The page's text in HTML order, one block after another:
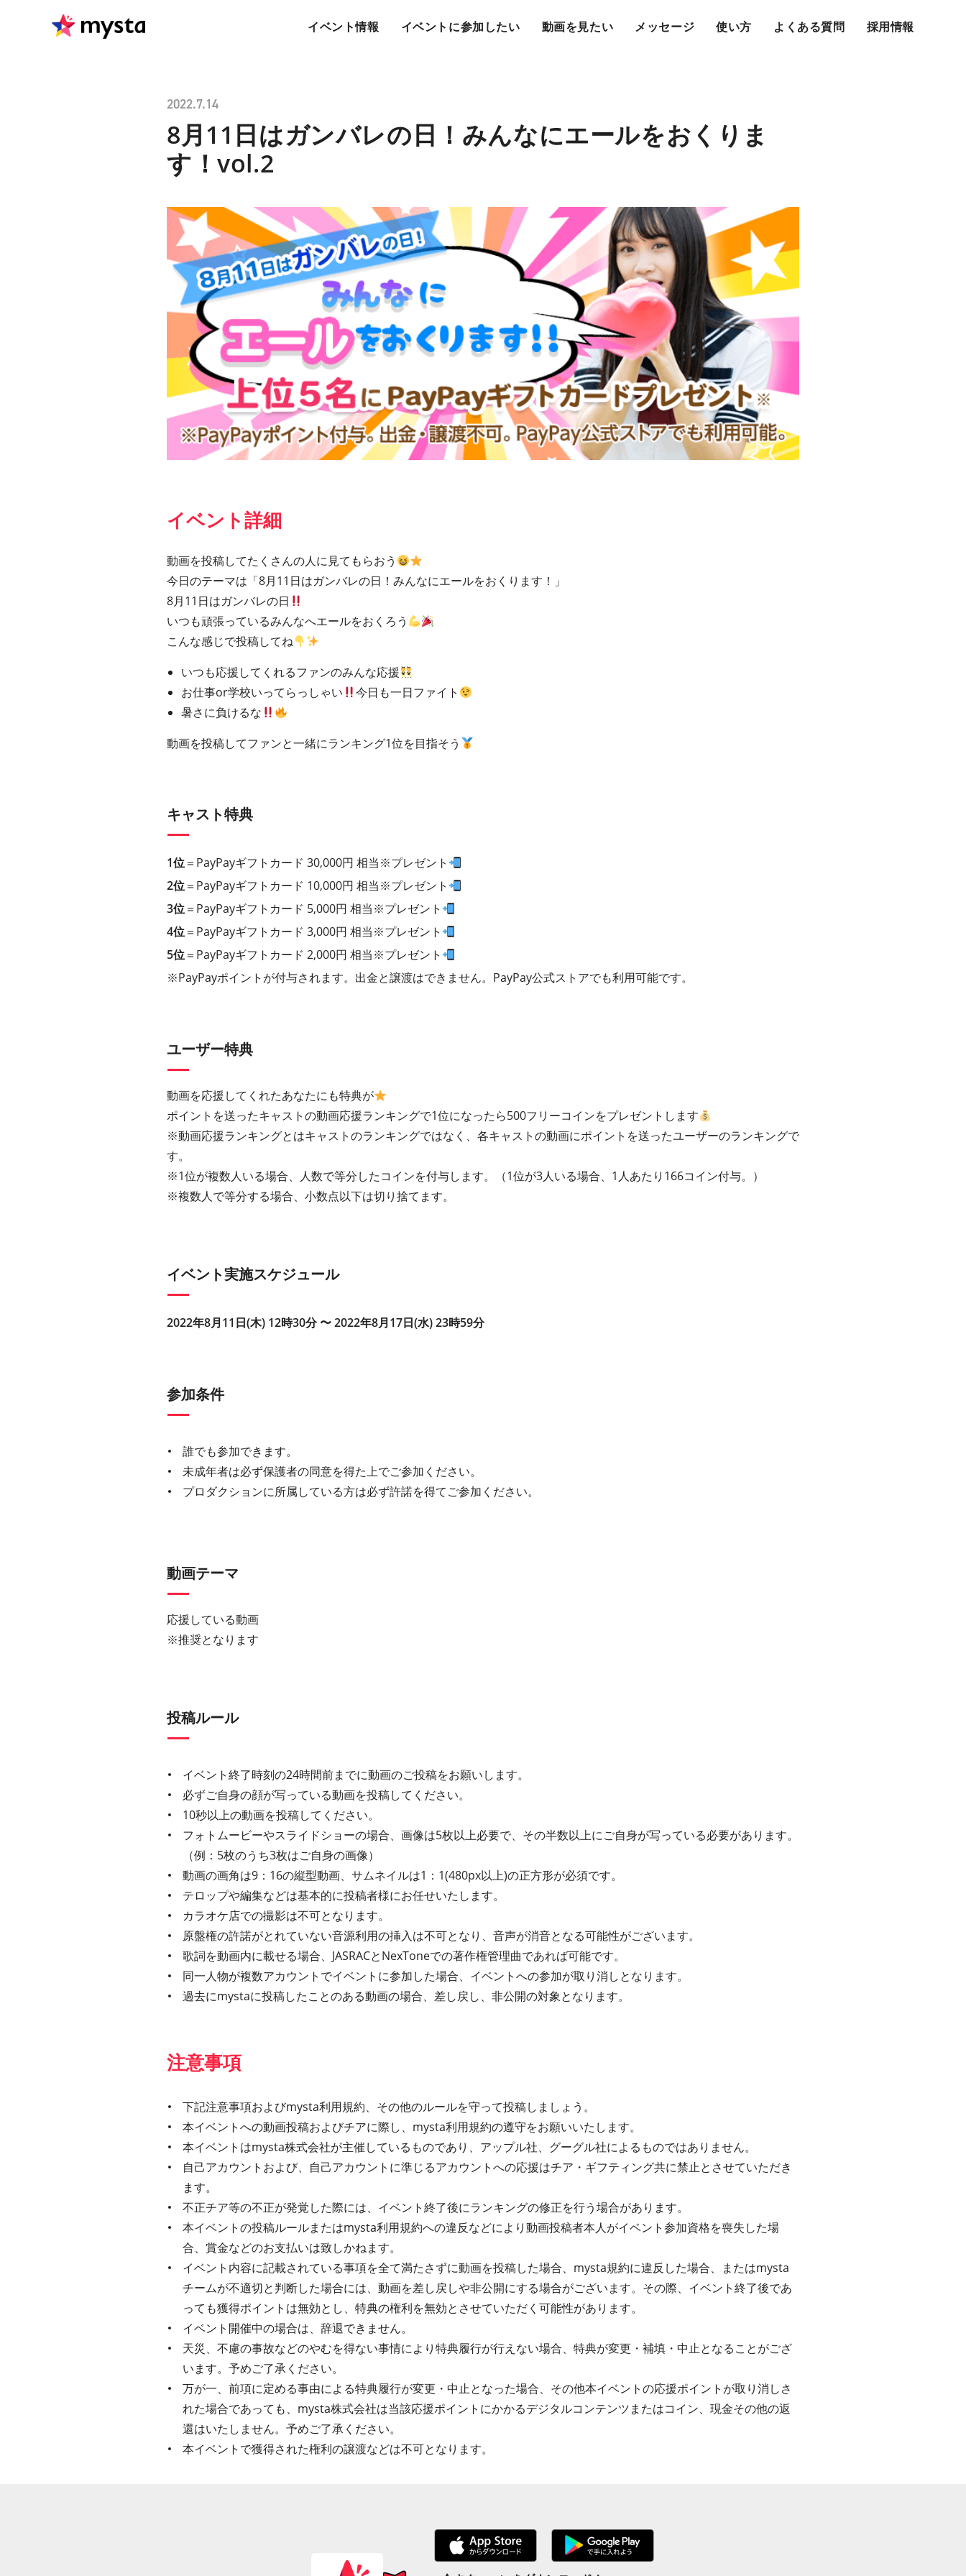
イベント情報 イベントに参加したい 動画を見たい メッセージ 使い方 よくある質問 採用情報
2022.7.14
8月11日はガンバレの日！みんなにエールをおくりま
す！vol.2
イベント詳細
動画を投稿してたくさんの人に見てもらおう
今日のテーマは「8月11日はガンバレの日！みんなにエールをおくります！」
8月11日はガンバレの日
いつも頑張っているみんなへエールをおくろう
こんな感じで投稿してね
いつも応援してくれるファンのみんな応援
お仕事or学校いってらっしゃい
今日も一日ファイト
暑さに負けるな
動画を投稿してファンと一緒にランキング1位を目指そう
キャスト特典
1位＝PayPayギフトカード 30,000円 相当※プレゼント
2位＝PayPayギフトカード 10,000円 相当※プレゼント
3位＝PayPayギフトカード 5,000円 相当※プレゼント
4位＝PayPayギフトカード 3,000円 相当※プレゼント
5位＝PayPayギフトカード 2,000円 相当※プレゼント
※PayPayポイントが付与されます。出金と譲渡はできません。PayPay公式ストアでも利用可能です。
ユーザー特典
動画を応援してくれたあなたにも特典が
ポイントを送ったキャストの動画応援ランキングで1位になったら500フリーコインをプレゼントします
※動画応援ランキングとはキャストのランキングではなく、各キャストの動画にポイントを送ったユーザーのランキングで
す。
※1位が複数人いる場合、人数で等分したコインを付与します。（1位が3人いる場合、1人あたり166コイン付与。）
※複数人で等分する場合、小数点以下は切り捨てます。
イベント実施スケジュール
2022年8月11日(木) 12時30分 〜 2022年8月17日(水) 23時59分
参加条件
誰でも参加できます。
未成年者は必ず保護者の同意を得た上でご参加ください。
プロダクションに所属している方は必ず許諾を得てご参加ください。
動画テーマ
応援している動画
※推奨となります
投稿ルール
イベント終了時刻の24時間前までに動画のご投稿をお願いします。
必ずご自身の顔が写っている動画を投稿してください。
10秒以上の動画を投稿してください。
フォトムービーやスライドショーの場合、画像は5枚以上必要で、その半数以上にご自身が写っている必要があります。
（例：5枚のうち3枚はご自身の画像）
動画の画角は9：16の縦型動画、サムネイルは1：1(480px以上)の正方形が必須です。
テロップや編集などは基本的に投稿者様にお任せいたします。
カラオケ店での撮影は不可となります。
原盤権の許諾がとれていない音源利用の挿入は不可となり、音声が消音となる可能性がございます。
歌詞を動画内に載せる場合、JASRACとNexToneでの著作権管理曲であれば可能です。
同一人物が複数アカウントでイベントに参加した場合、イベントへの参加が取り消しとなります。
過去にmystaに投稿したことのある動画の場合、差し戻し、非公開の対象となります。
注意事項
下記注意事項およびmysta利用規約、その他のルールを守って投稿しましょう。
本イベントへの動画投稿およびチアに際し、mysta利用規約の遵守をお願いいたします。
本イベントはmysta株式会社が主催しているものであり、アップル社、グーグル社によるものではありません。
自己アカウントおよび、自己アカウントに準じるアカウントへの応援はチア・ギフティング共に禁止とさせていただき
ます。
不正チア等の不正が発覚した際には、イベント終了後にランキングの修正を行う場合があります。
本イベントの投稿ルールまたはmysta利用規約への違反などにより動画投稿者本人がイベント参加資格を喪失した場
合、賞金などのお支払いは致しかねます。
イベント内容に記載されている事項を全て満たさずに動画を投稿した場合、mysta規約に違反した場合、またはmysta
チームが不適切と判断した場合には、動画を差し戻しや非公開にする場合がございます。その際、イベント終了後であ
っても獲得ポイントは無効とし、特典の権利を無効とさせていただく可能性があります。
イベント開催中の場合は、辞退できません。
天災、不慮の事故などのやむを得ない事情により特典履行が行えない場合、特典が変更・補填・中止となることがござ
います。予めご了承ください。
万が一、前項に定める事由による特典履行が変更・中止となった場合、その他本イベントの応援ポイントが取り消しさ
れた場合であっても、mysta株式会社は当該応援ポイントにかかるデジタルコンテンツまたはコイン、現金その他の返
還はいたしません。予めご了承ください。
本イベントで獲得された権利の譲渡などは不可となります。